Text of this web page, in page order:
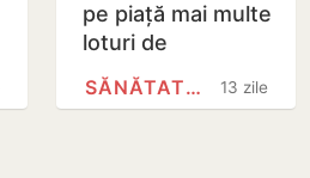
pe piață mai multe
loturi de
parfumuri
LA’VENTI
13 zile
SĂNĂTATE PUBLICĂ